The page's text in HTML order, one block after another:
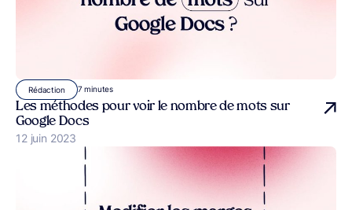
Rédaction 7 minutes
Les méthodes pour voir le nombre de mots sur
Google Docs
Publié le
12 juin 2023